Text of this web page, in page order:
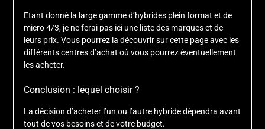
Etant donné la large gamme d’hybrides plein format et de
micro 4/3, je ne ferai pas ici une liste des marques et de
leurs prix. Vous pourrez la découvrir surcette pageavec les
différents centres d’achat où vous pourrez éventuellement
les acheter.
Conclusion : lequel choisir ?
La décision d’acheter l’un ou l’autre hybride dépendra avant
tout de vos besoins et de votre budget.